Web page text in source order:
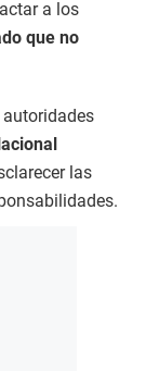
a los
que no
autoridades
las